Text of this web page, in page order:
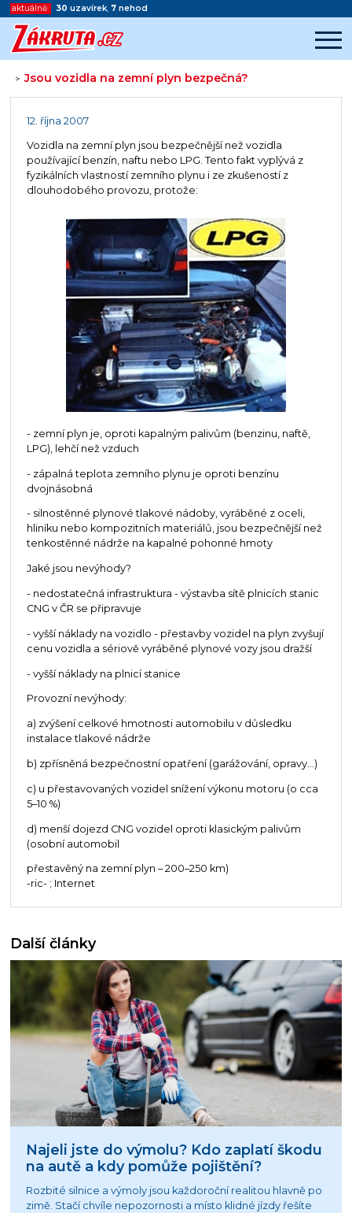
aktuálně: 30 uzavírek, 7 nehod
>Jsou vozidla na zemní plyn bezpečná?
Začátek reklamy
12. října 2007
Vozidla na zemní plyn jsou bezpečnější než vozidla
používající benzín, naftu nebo LPG. Tento fakt vyplývá z
fyzikálních vlastností zemního plynu i ze zkušeností z
dlouhodobého provozu, protože:
- zemní plyn je, oproti kapalným palivům (benzinu, naftě,
LPG), lehčí než vzduch
- zápalná teplota zemního plynu je oproti benzínu
dvojnásobná
- silnostěnné plynové tlakové nádoby, vyráběné z oceli,
hliníku nebo kompozitních materiálů, jsou bezpečnější než
tenkostěnné nádrže na kapalné pohonné hmoty
Jaké jsou nevýhody?
- nedostatečná infrastruktura - výstavba sítě plnicích stanic
CNG v ČR se připravuje
- vyšší náklady na vozidlo - přestavby vozidel na plyn zvyšují
cenu vozidla a sériově vyráběné plynové vozy jsou dražší
- vyšší náklady na plnicí stanice
Provozní nevýhody:
a) zvýšení celkové hmotnosti automobilu v důsledku
instalace tlakové nádrže
b) zpřísněná bezpečnostní opatření (garážování, opravy...)
c) u přestavovaných vozidel snížení výkonu motoru (o cca
5–10 %)
d) menší dojezd CNG vozidel oproti klasickým palivům
(osobní automobil
přestavěný na zemní plyn – 200–250 km)
-ric- ; Internet
Další články
Najeli jste do výmolu? Kdo zaplatí škodu
na autě a kdy pomůže pojištění?
Rozbité silnice a výmoly jsou každoroční realitou hlavně po
zimě. Stačí chvíle nepozornosti a místo klidné jízdy řešíte